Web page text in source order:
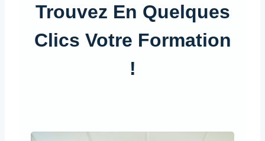
Trouvez En Quelques
Clics Votre Formation
!